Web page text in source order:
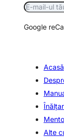
Google
Acasă
Alte